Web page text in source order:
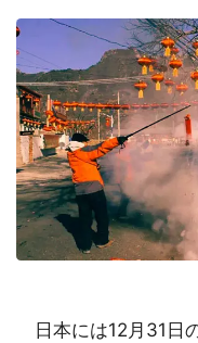
日本には12月31日